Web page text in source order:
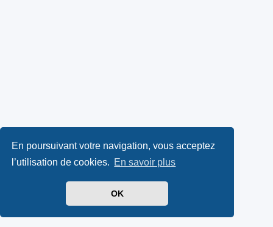
En poursuivant votre navigation, vous acceptez
l’utilisation de cookies. En savoir plus
OK